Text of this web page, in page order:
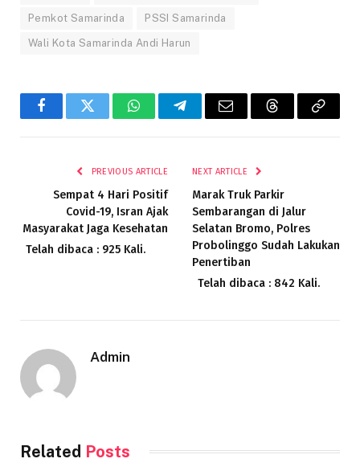
Pemkot Samarinda PSSI Samarinda
Wali Kota Samarinda Andi Harun
FacebookTwitter WhatsAppTelegramEmail ThreadsCopy
PREVIOUS ARTICLE
Sempat 4 Hari Positif
Covid-19, Isran Ajak
Masyarakat Jaga Kesehatan
Telah dibaca : 925 Kali.
NEXT ARTICLE
Marak Truk Parkir
Sembarangan di Jalur
Selatan Bromo, Polres
Probolinggo Sudah Lakukan
Penertiban
Telah dibaca : 842 Kali.
Admin
Related Posts